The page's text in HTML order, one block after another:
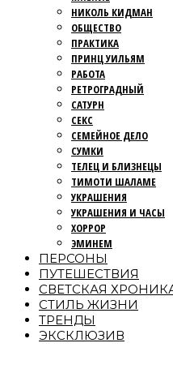
НИКОЛЬ КИДМАН
ОБЩЕСТВО
ПРАКТИКА
ПРИНЦ УИЛЬЯМ
РАБОТА
РЕТРОГРАДНЫЙ
САТУРН
СЕКС
СЕМЕЙНОЕ ДЕЛО
СУМКИ
ТЕЛЕЦ И БЛИЗНЕЦЫ
ТИМОТИ ШАЛАМЕ
УКРАШЕНИЯ
УКРАШЕНИЯ И ЧАСЫ
ХОРРОР
ЭМИНЕМ
ПЕРСОНЫ
ПУТЕШЕСТВИЯ
СВЕТСКАЯ
СТИЛЬ ЖИЗНИ
ТРЕНДЫ
ЭКСКЛЮЗИВ